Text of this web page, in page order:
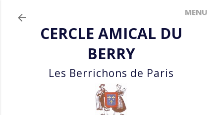
CERCLE AMICAL DU
BERRY
Les Berrichons de Paris